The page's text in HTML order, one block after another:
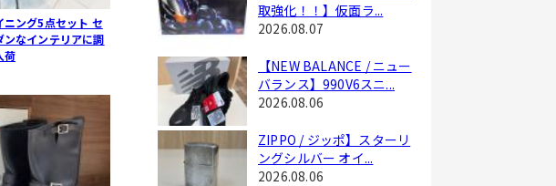
ニング5点セット セ
なインテリアに調
荷
取強化！！】仮面ラ...
2026.08.07
【NEW BALANCE / ニュー
バランス】990V6スニ...
2026.08.06
ZIPPO / ジッポ】スターリ
ングシルバー オイ...
2026.08.06